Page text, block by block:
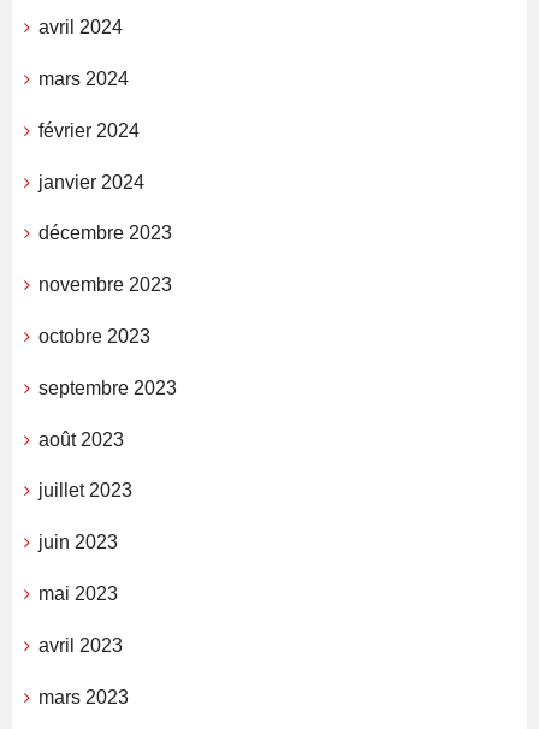
avril 2024
mars 2024
février 2024
janvier 2024
décembre 2023
novembre 2023
octobre 2023
septembre 2023
août 2023
juillet 2023
juin 2023
mai 2023
avril 2023
mars 2023